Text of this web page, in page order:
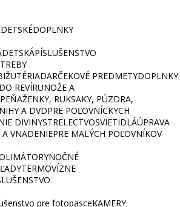
DETSKÉDOPLNKY
DETSKÁPÍSLUŠENSTVO
DARČEKOVÉ PREDMETYDOPLNKY
DO REVÍRUNOŽE A
PEŇAŽENKY, RUKSAKY, PÚZDRA,
A DVDPRE POĽOVNÍCKYCH
DIVINYSTRELECTVOSVIETIDLÁÚPRAVA
A VNADENIEPRE MALÝCH POĽOVNÍKOV
NOČNÉ
TERMOVÍZNE
pre fotopasceKAMERY